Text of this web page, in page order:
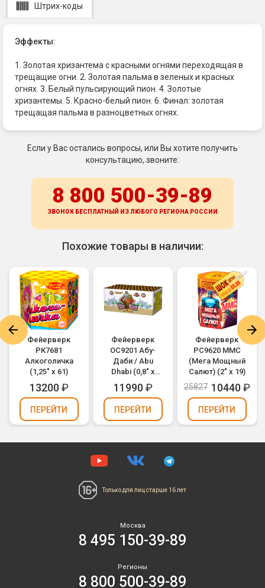
Штрих-коды
Эффекты:
1. Золотая хризантема с красными огнями переходящая в
трещащие огни. 2. Золотая пальма в зеленых и красных
огнях. 3. Белый пульсирующий пион. 4. Золотые
хризантемы. 5. Красно-белый пион. 6. Финал: золотая
трещащая пальма в разноцветных огнях.
Если у Вас остались вопросы, или Вы хотите получить
консультацию, звоните:
8 800 500-39-89
ЗВОНОК БЕСПЛАТНЫЙ ИЗ ЛЮБОГО РЕГИОНА РОССИИ
Похожие товары в наличии:
Фейерверк
РК7681
Алкоголичка
(1,25" х 61)
13200₽
ПЕРЕЙТИ
Фейерверк
ОС9201 Абу-
Даби / Abu
Dhabi (0,8" х
108)
11990₽
ПЕРЕЙТИ
Фейерверк
РС9620 ММС
(Мега Мощный
Салют) (2" х 19)
25827 10440₽
ПЕРЕЙТИ
Только для лиц старше 16 лет
Москва
8 495 150-39-89
Регионы
8 800 500-39-89